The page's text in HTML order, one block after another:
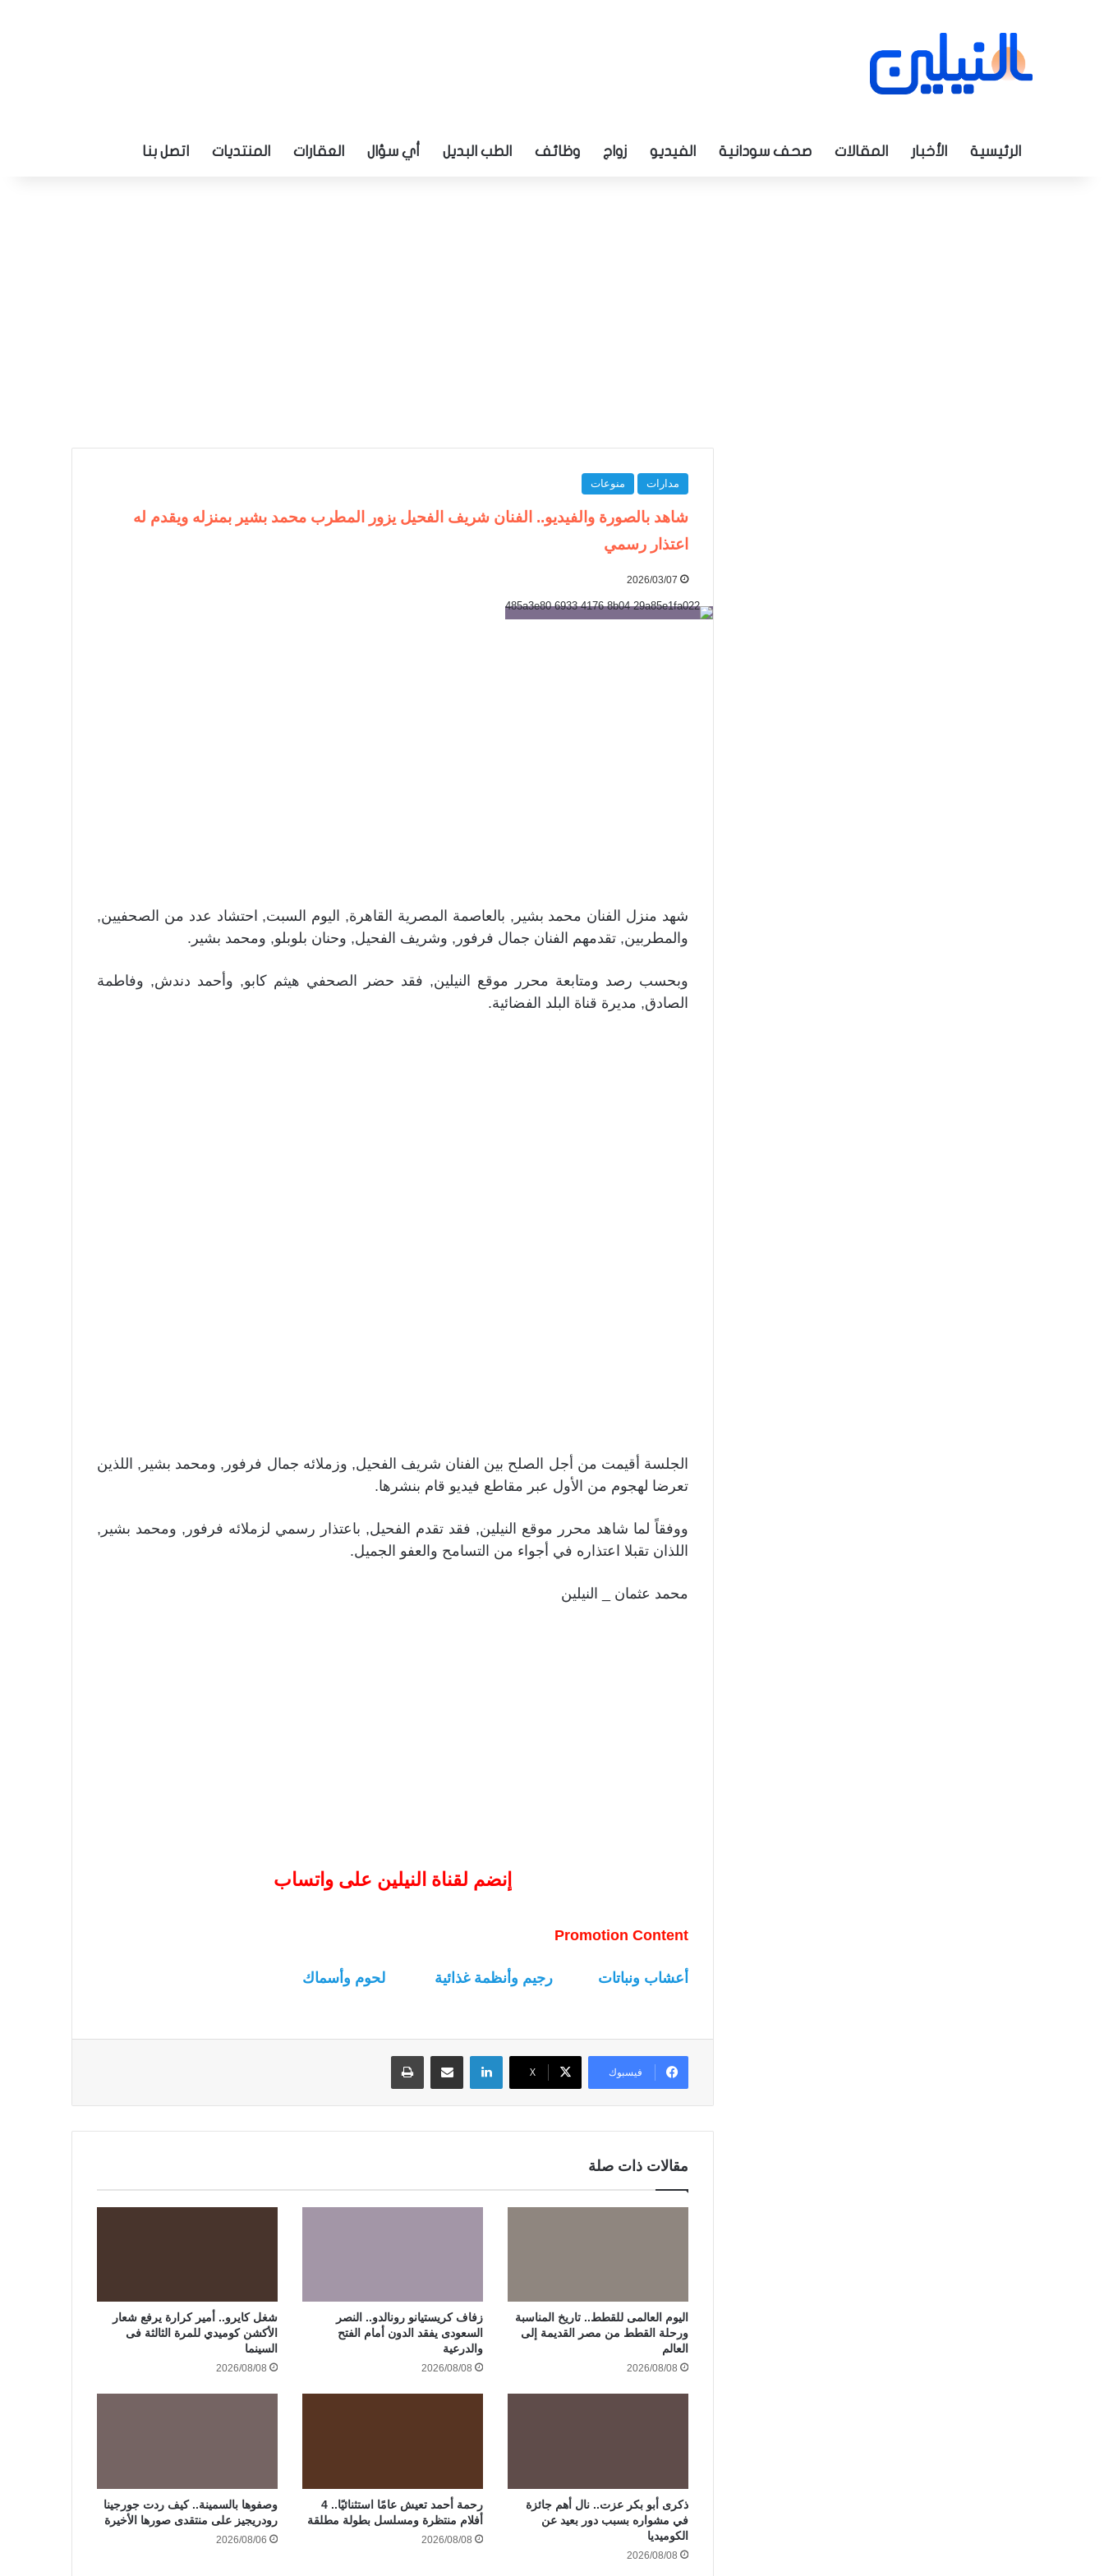
الرئيسية الأخبار المقالات صحف سودانية الفيديو زواج وظائف الطب البديل أي سؤال العقارات المنتديات اتصل بنا
مدارات منوعات
شاهد بالصورة والفيديو.. الفنان شريف الفحيل يزور المطرب محمد بشير بمنزله ويقدم له
اعتذار رسمي
2026/03/07
شهد منزل الفنان محمد بشير, بالعاصمة المصرية القاهرة, اليوم السبت, احتشاد عدد من الصحفيين,
والمطربين, تقدمهم الفنان جمال فرفور, وشريف الفحيل, وحنان بلوبلو, ومحمد بشير.
وبحسب رصد ومتابعة محرر موقع النيلين, فقد حضر الصحفي هيثم كابو, وأحمد دندش, وفاطمة
الصادق, مديرة قناة البلد الفضائية.
الجلسة أقيمت من أجل الصلح بين الفنان شريف الفحيل, وزملائه جمال فرفور, ومحمد بشير, اللذين
تعرضا لهجوم من الأول عبر مقاطع فيديو قام بنشرها.
ووفقاً لما شاهد محرر موقع النيلين, فقد تقدم الفحيل, باعتذار رسمي لزملائه فرفور, ومحمد بشير,
اللذان تقبلا اعتذاره في أجواء من التسامح والعفو الجميل.
محمد عثمان _ النيلين
إنضم لقناة النيلين على واتساب
Promotion Content
أعشاب ونباتات رجيم وأنظمة غذائية لحوم وأسماك
فيسبوك ‫X
لينكدإن
مقالات ذات صلة
اليوم العالمى للقطط.. تاريخ المناسبة
ورحلة القطط من مصر القديمة إلى
العالم
2026/08/08
زفاف كريستيانو رونالدو.. النصر
السعودى يفقد الدون أمام الفتح
والدرعية
2026/08/08
شغل كايرو.. أمير كرارة يرفع شعار
الأكشن كوميدي للمرة الثالثة فى
السينما
2026/08/08
ذكرى أبو بكر عزت.. نال أهم جائزة
في مشواره بسبب دور بعيد عن
الكوميديا
2026/08/08
رحمة أحمد تعيش عامًا استثنائيًا.. 4
أفلام منتظرة ومسلسل بطولة مطلقة
2026/08/08
وصفوها بالسمينة.. كيف ردت جورجينا
رودريجيز على منتقدى صورها الأخيرة
2026/08/06